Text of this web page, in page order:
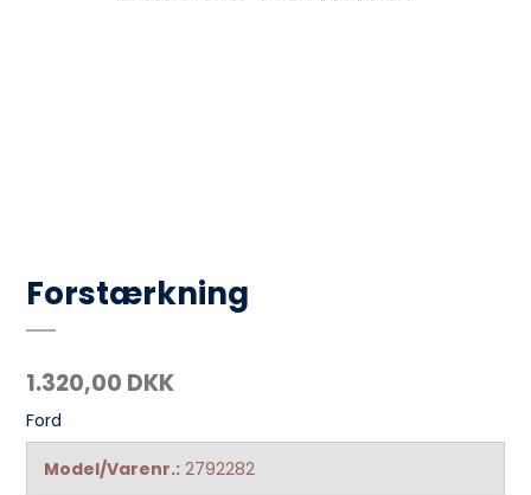
Forstærkning
1.320,00 DKK
Ford
Model/Varenr.: 2792282